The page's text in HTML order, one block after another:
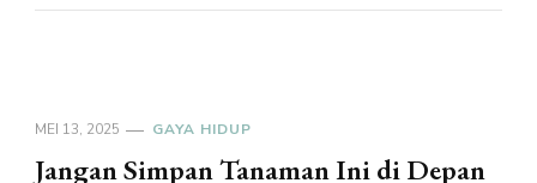
MEI 13, 2025 GAYA HIDUP
Jangan Simpan Tanaman Ini di Depan